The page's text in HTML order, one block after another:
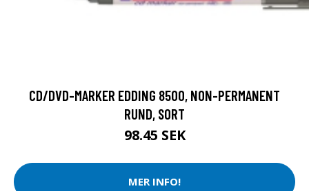
CD/DVD-MARKER EDDING 8500, NON-PERMANENT
RUND, SORT
98.45 SEK
MER INFO!